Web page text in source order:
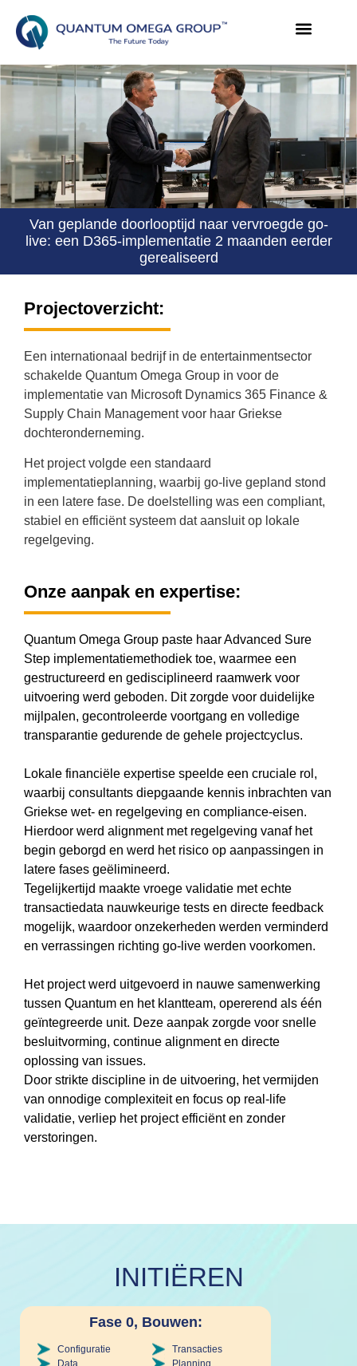
Van geplande doorlooptijd naar vervroegde go-
live: een D365-implementatie 2 maanden eerder
gerealiseerd
Projectoverzicht:
Een internationaal bedrijf in de entertainmentsector
schakelde Quantum Omega Group in voor de
implementatie van Microsoft Dynamics 365 Finance &
Supply Chain Management voor haar Griekse
dochteronderneming.
Het project volgde een standaard
implementatieplanning, waarbij go-live gepland stond
in een latere fase. De doelstelling was een compliant,
stabiel en efficiënt systeem dat aansluit op lokale
regelgeving.
Onze aanpak en expertise:
Quantum Omega Group paste haar Advanced Sure
Step implementatiemethodiek toe, waarmee een
gestructureerd en gedisciplineerd raamwerk voor
uitvoering werd geboden. Dit zorgde voor duidelijke
mijlpalen, gecontroleerde voortgang en volledige
transparantie gedurende de gehele projectcyclus.
Lokale financiële expertise speelde een cruciale rol,
waarbij consultants diepgaande kennis inbrachten van
Griekse wet- en regelgeving en compliance-eisen.
Hierdoor werd alignment met regelgeving vanaf het
begin geborgd en werd het risico op aanpassingen in
latere fases geëlimineerd.
Tegelijkertijd maakte vroege validatie met echte
transactiedata nauwkeurige tests en directe feedback
mogelijk, waardoor onzekerheden werden verminderd
en verrassingen richting go-live werden voorkomen.
Het project werd uitgevoerd in nauwe samenwerking
tussen Quantum en het klantteam, opererend als één
geïntegreerde unit. Deze aanpak zorgde voor snelle
besluitvorming, continue alignment en directe
oplossing van issues.
Door strikte discipline in de uitvoering, het vermijden
van onnodige complexiteit en focus op real-life
validatie, verliep het project efficiënt en zonder
verstoringen.
INITIËREN
Fase 0, Bouwen:
Configuratie
Data
Transacties
Planning